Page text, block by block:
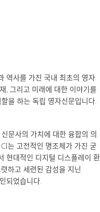
사를 가진 국내 최초의 영자
, 그리고 미래에 대한 이야기를
을 하는 독립 영자신문입니다.
문사의 가치에 대한 융합의 의
는 고전적인 명조체가 가진 굳
현대적인 디지털 디스플레이 환
하고 세련된 감성을 지닌
되었습니다.